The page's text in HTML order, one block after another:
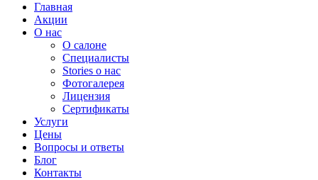
Главная
Акции
О нас
О салоне
Специалисты
Stories о нас
Фотогалерея
Лицензия
Сертификаты
Услуги
Цены
Вопросы и ответы
Блог
Контакты